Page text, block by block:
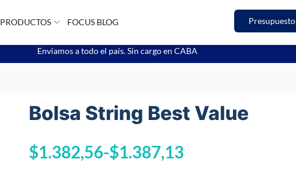
PRODUCTOS FOCUS BLOG Presupuesto
Enviamos a todo el país. Sin cargo en CABA
Bolsa String Best Value
$1.382,56-$1.387,13